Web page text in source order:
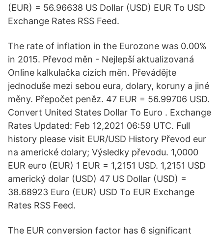
(EUR) = 56.96638 US Dollar (USD) EUR To USD
Exchange Rates RSS Feed.
The rate of inflation in the Eurozone was 0.00%
in 2015. Převod měn - Nejlepší aktualizovaná
Online kalkulačka cizích měn. Převádějte
jednoduše mezi sebou eura, dolary, koruny a jiné
měny. Přepočet peněz. 47 EUR = 56.99706 USD.
Convert United States Dollar To Euro . Exchange
Rates Updated: Feb 12,2021 06:59 UTC. Full
history please visit EUR/USD History Převod eur
na americké dolary; Výsledky převodu. 1,0000
EUR euro (EUR) 1 EUR = 1,2151 USD. 1,2151 USD
americký dolar (USD) 47 US Dollar (USD) =
38.68923 Euro (EUR) USD To EUR Exchange
Rates RSS Feed.
The EUR conversion factor has 6 significant